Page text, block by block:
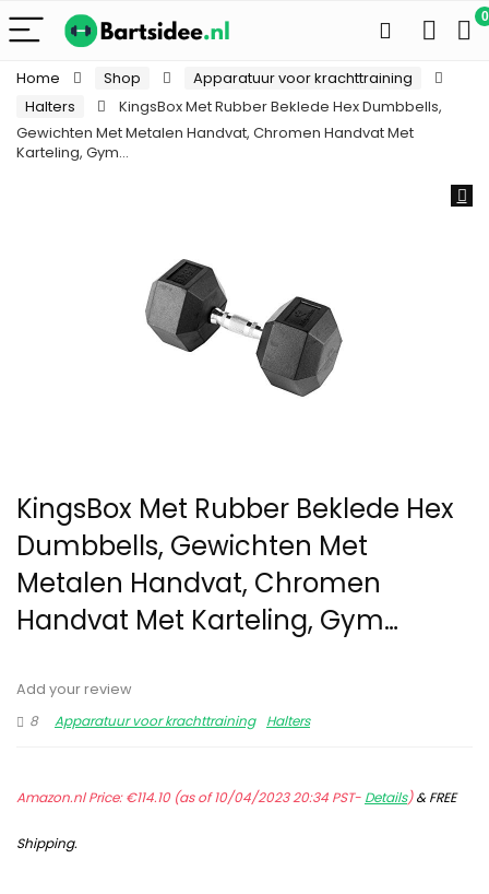
0
Home Shop
Apparatuur voor krachttraining
Halters
KingsBox Met Rubber Beklede Hex Dumbbells,
Gewichten Met Metalen Handvat, Chromen Handvat Met
Karteling, Gym…
KingsBox Met Rubber Beklede Hex
Dumbbells, Gewichten Met
Metalen Handvat, Chromen
Handvat Met Karteling, Gym…
Add your review
8
Apparatuur voor krachttraining Halters
Amazon.nl Price:€114.10(as of 10/04/2023 20:34 PST- Details)&FREE
Shipping.